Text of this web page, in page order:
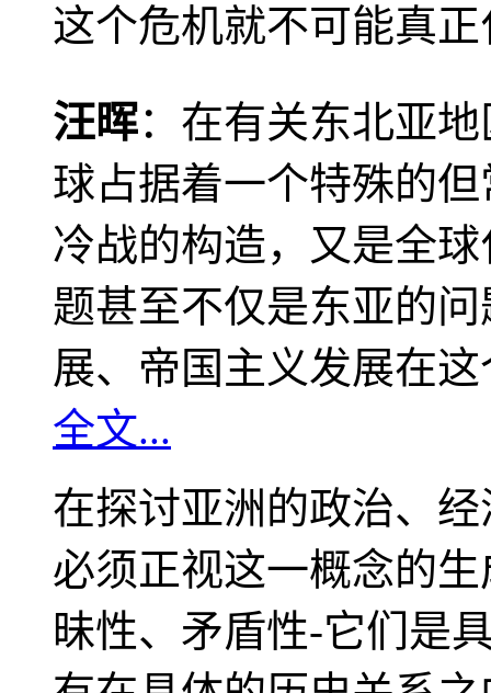
这个危机就不可能真
汪晖：在有关东北亚
球占据着一个特殊的
冷战的构造，又是全
题甚至不仅是东亚的
展、帝国主义发展在
全文...
在探讨亚洲的政治、
必须正视这一概念的
昧性、矛盾性-它们是